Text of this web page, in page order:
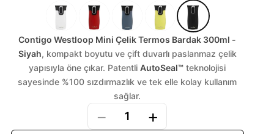
Contigo Westloop Mini Çelik Termos Bardak 300ml -
Siyah, kompakt boyutu ve çift duvarlı paslanmaz çelik
yapısıyla öne çıkar. PatentliAutoSeal™ teknolojisi
sayesinde %100 sızdırmazlık ve tek elle kolay kullanım
sağlar.
− 1 +